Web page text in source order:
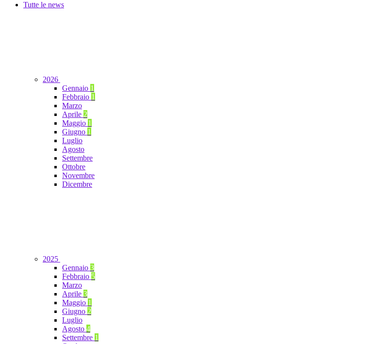
Tutte le news
2026
Gennaio 1
Febbraio 1
Marzo
Aprile 2
Maggio 1
Giugno 1
Luglio
Agosto
Settembre
Ottobre
Novembre
Dicembre
2025
Gennaio 3
Febbraio 5
Marzo
Aprile 3
Maggio 1
Giugno 2
Luglio
Agosto 4
Settembre 1